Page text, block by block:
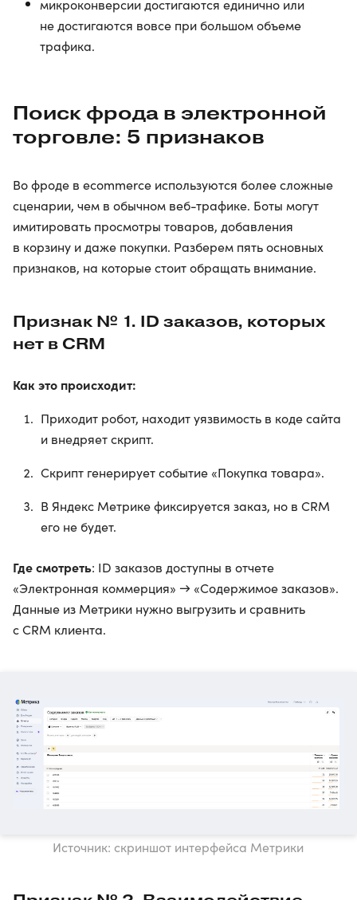
микроконверсии достигаются единично или
не достигаются вовсе при большом объеме
трафика.
Поиск фрода в электронной
торговле: 5 признаков
Во фроде в ecommerce используются более сложные
сценарии, чем в обычном веб-трафике. Боты могут
имитировать просмотры товаров, добавления
в корзину и даже покупки. Разберем пять основных
признаков, на которые стоит обращать внимание.
Признак № 1. ID заказов, которых
нет в CRM
Как это происходит:
Приходит робот, находит уязвимость в коде сайта
и внедряет скрипт.
Скрипт генерирует событие «Покупка товара».
В Яндекс Метрике фиксируется заказ, но в CRM
его не будет.
Где смотреть: ID заказов доступны в отчете
«Электронная коммерция» → «Содержимое заказов».
Данные из Метрики нужно выгрузить и сравнить
с CRM клиента.
Источник: скриншот интерфейса Метрики